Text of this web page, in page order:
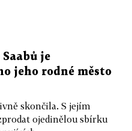
je
jeho rodné město
skončila. S jejím
ojedinělou sbírku